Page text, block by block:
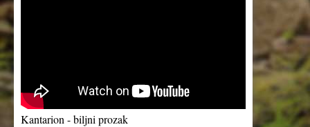
Kantarion - biljni prozak